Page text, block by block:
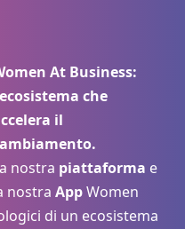
At Business:
che
il
nostra piattaforma e
nostraAppWomen
di un ecosistema